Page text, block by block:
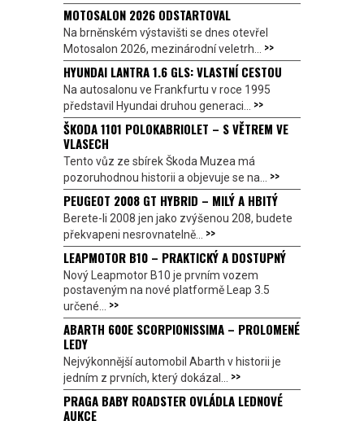
MOTOSALON 2026 ODSTARTOVAL
Na brněnském výstavišti se dnes otevřel
Motosalon 2026, mezinárodní veletrh... >>
HYUNDAI LANTRA 1.6 GLS: VLASTNÍ CESTOU
Na autosalonu ve Frankfurtu v roce 1995
představil Hyundai druhou generaci... >>
ŠKODA 1101 POLOKABRIOLET – S VĚTREM VE
VLASECH
Tento vůz ze sbírek Škoda Muzea má
pozoruhodnou historii a objevuje se na... >>
PEUGEOT 2008 GT HYBRID – MILÝ A HBITÝ
Berete-li 2008 jen jako zvýšenou 208, budete
překvapeni nesrovnatelně... >>
LEAPMOTOR B10 – PRAKTICKÝ A DOSTUPNÝ
Nový Leapmotor B10 je prvním vozem
postaveným na nové platformě Leap 3.5
určené... >>
ABARTH 600E SCORPIONISSIMA – PROLOMENÉ
LEDY
Nejvýkonnější automobil Abarth v historii je
jedním z prvních, který dokázal... >>
PRAGA BABY ROADSTER OVLÁDLA LEDNOVÉ
AUKCE